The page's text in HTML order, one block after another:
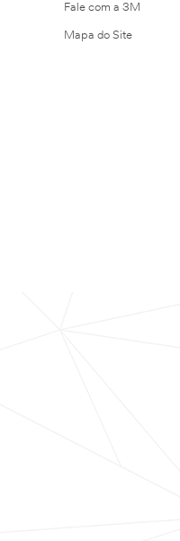
Fale com a 3M
Mapa do Site